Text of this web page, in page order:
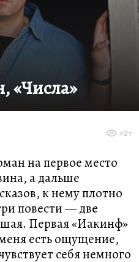
«Числа»
>2т
на первое место
а дальше
к нему плотно
повести — две
Первая «Иакинф»
есть ощущение,
себя немного